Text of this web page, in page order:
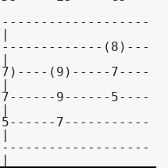
(8)---
(9)-----7----
9------5----
7-----------